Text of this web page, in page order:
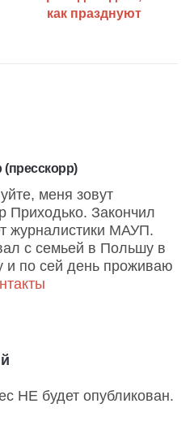
как празднуют
(пресскорр)
меня зовут
Приходько. Закончил
журналистики МАУП.
с семьей в Польшу в
и по сей день проживаю
НЕ будет опубликован.